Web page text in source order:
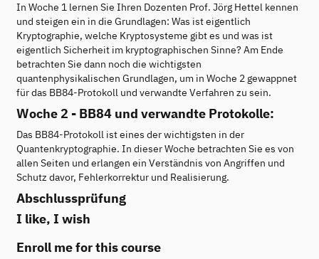
In Woche 1 lernen Sie Ihren Dozenten Prof. Jörg Hettel kennen
und steigen ein in die Grundlagen: Was ist eigentlich
Kryptographie, welche Kryptosysteme gibt es und was ist
eigentlich Sicherheit im kryptographischen Sinne? Am Ende
betrachten Sie dann noch die wichtigsten
quantenphysikalischen Grundlagen, um in Woche 2 gewappnet
für das BB84-Protokoll und verwandte Verfahren zu sein.
Woche 2 - BB84 und verwandte Protokolle:
Das BB84-Protokoll ist eines der wichtigsten in der
Quantenkryptographie. In dieser Woche betrachten Sie es von
allen Seiten und erlangen ein Verständnis von Angriffen und
Schutz davor, Fehlerkorrektur und Realisierung.
Abschlussprüfung
I like, I wish
Enroll me for this course